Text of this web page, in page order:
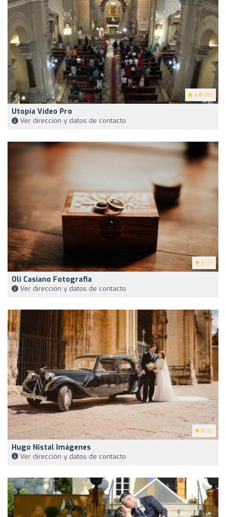
4.8 (16)
Utopía Vídeo Pro
Ver dirección y datos de contacto
5 (5)
Oli Casiano Fotografia
Ver dirección y datos de contacto
5 (6)
Hugo Nistal Imágenes
Ver dirección y datos de contacto